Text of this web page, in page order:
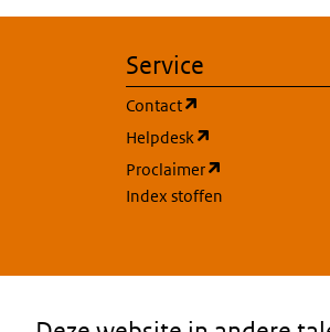
Service
Contact
Helpdesk
Proclaimer
Index stoffen